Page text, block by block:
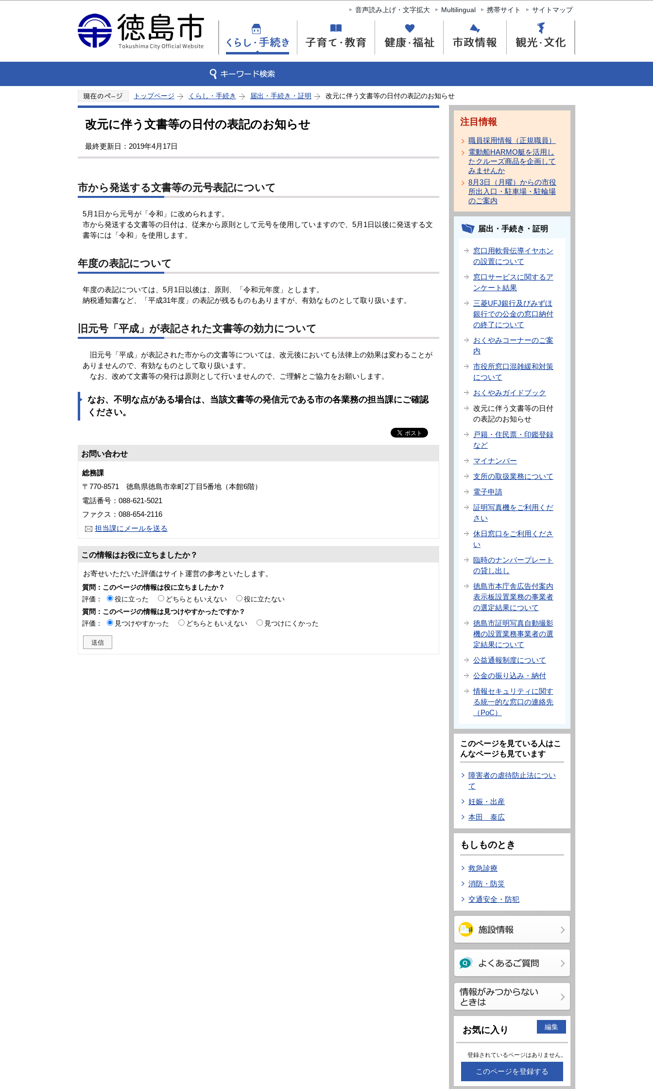
このページの本文へ移動
音声読み上げ・文字拡大 Multilingual 携帯サイト サイトマップ
トップページ くらし・手続き 届出・手続き・証明 改元に伴う文書等の日付の表記のお知らせ
改元に伴う文書等の日付の表記のお知らせ
最終更新日：2019年4月17日
市から発送する文書等の元号表記について
5月1日から元号が「令和」に改められます。
市から発送する文書等の日付は、従来から原則として元号を使用していますので、5月1日以後に発送する文
書等には「令和」を使用します。
年度の表記について
年度の表記については、5月1日以後は、原則、「令和元年度」とします。
納税通知書など、「平成31年度」の表記が残るものもありますが、有効なものとして取り扱います。
旧元号「平成」が表記された文書等の効力について
旧元号「平成」が表記された市からの文書等については、改元後においても法律上の効果は変わることが
ありませんので、有効なものとして取り扱います。
なお、改めて文書等の発行は原則として行いませんので、ご理解とご協力をお願いします。
なお、不明な点がある場合は、当該文書等の発信元である市の各業務の担当課にご確認
ください。
お問い合わせ
総務課
〒770-8571 徳島県徳島市幸町2丁目5番地（本館6階）
電話番号：088-621-5021
ファクス：088-654-2116
担当課にメールを送る
この情報はお役に立ちましたか？
お寄せいただいた評価はサイト運営の参考といたします。
質問：このページの情報は役に立ちましたか？
評価：
役に立った どちらともいえない
役に立たない
質問：このページの情報は見つけやすかったですか？
評価：
見つけやすかった どちらともいえない 見つけにくかった
注目情報
職員採用情報（正規職員）
電動船HARMO艇を活用し
たクルーズ商品を企画して
みませんか
8月3日（月曜）からの市役
所出入口・駐車場・駐輪場
のご案内
届出・手続き・証明
窓口用軟骨伝導イヤホン
の設置について
窓口サービスに関するア
ンケート結果
三菱UFJ銀行及びみずほ
銀行での公金の窓口納付
の終了について
おくやみコーナーのご案
内
市役所窓口混雑緩和対策
について
おくやみガイドブック
改元に伴う文書等の日付
の表記のお知らせ
戸籍・住民票・印鑑登録
など
マイナンバー
支所の取扱業務について
電子申請
証明写真機をご利用くだ
さい
休日窓口をご利用くださ
い
臨時のナンバープレート
の貸し出し
徳島市本庁舎広告付案内
表示板設置業務の事業者
の選定結果について
徳島市証明写真自動撮影
機の設置業務事業者の選
定結果について
公益通報制度について
公金の振り込み・納付
情報セキュリティに関す
る統一的な窓口の連絡先
（PoC）
このページを見ている人はこ
んなページも見ています
障害者の虐待防止法につい
て
妊娠・出産
本田 泰広
もしものとき
救急診療
消防・防災
交通安全・防犯
お気に入り 編集
登録されているページはありません。
このページを登録する